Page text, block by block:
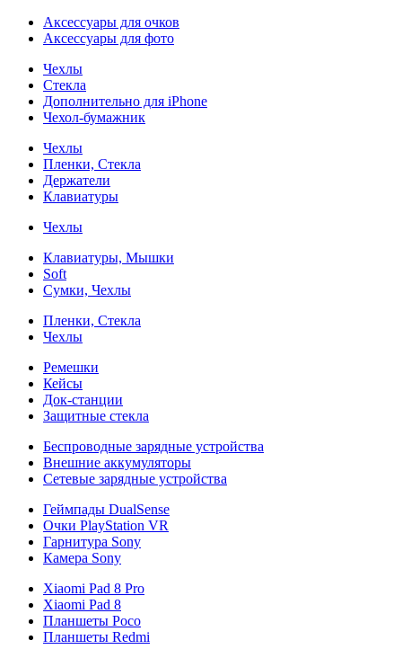
Аксессуары для очков
Аксессуары для фото
Чехлы
Стекла
Дополнительно для iPhone
Чехол-бумажник
Чехлы
Пленки, Стекла
Держатели
Клавиатуры
Чехлы
Клавиатуры, Мышки
Soft
Сумки, Чехлы
Пленки, Стекла
Чехлы
Ремешки
Кейсы
Док-станции
Защитные стекла
Беспроводные зарядные устройства
Внешние аккумуляторы
Сетевые зарядные устройства
Геймпады DualSense
Очки PlayStation VR
Гарнитура Sony
Камера Sony
Xiaomi Pad 8 Pro
Xiaomi Pad 8
Планшеты Poco
Планшеты Redmi